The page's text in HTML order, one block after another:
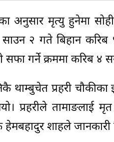
अनुसार मृत्यु हुनेमा
साउन २ गते बिहान
सफा गर्ने क्रममा करिब
थाम्बुचेत प्रहरी चौकीका
प्रहरीले तामाङलाई
हेमबहादुर शाहले जानकारी